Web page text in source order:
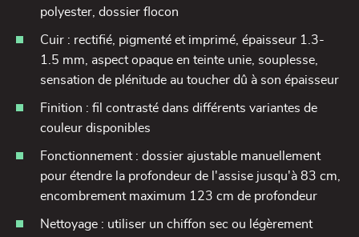
polyester, dossier flocon
Cuir : rectifié, pigmenté et imprimé, épaisseur 1.3-
1.5 mm, aspect opaque en teinte unie, souplesse,
sensation de plénitude au toucher dû à son épaisseur
Finition : fil contrasté dans différents variantes de
couleur disponibles
Fonctionnement : dossier ajustable manuellement
pour étendre la profondeur de l'assise jusqu'à 83 cm,
encombrement maximum 123 cm de profondeur
Nettoyage : utiliser un chiffon sec ou légèrement